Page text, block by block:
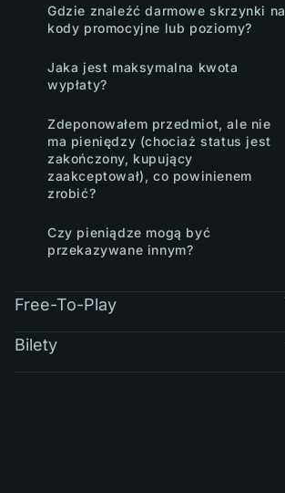
Gdzie znaleźć darmowe skrzynki na
kody promocyjne lub poziomy?
Jaka jest maksymalna kwota
wypłaty?
Zdeponowałem przedmiot, ale nie
ma pieniędzy (chociaż status jest
zakończony, kupujący
zaakceptował), co powinienem
zrobić?
Czy pieniądze mogą być
przekazywane innym?
Free-To-Play
Bilety